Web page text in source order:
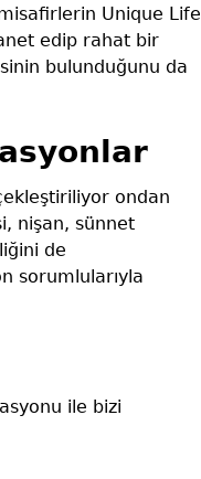
Unique Life
edip rahat bir
bulunduğunu da
ondan
nişan, sünnet
de
sorumlularıyla
ile bizi